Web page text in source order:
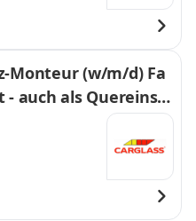
Monteur (w/m/d) Fa
auch als Quereinsti